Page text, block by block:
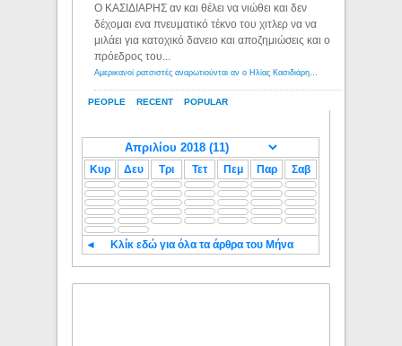
PEOPLE RECENT POPULAR
Ο ΚΑΣΙΔΙΑΡΗΣ αν και θέλει να νιώθει και δεν
δέχομαι ενα πνευματικό τέκνο του χιτλερ να να
μιλάει για κατοχικό δανειο και αποζημιώσεις και ο
πρόεδρος του...
Αμερικανοί ρατσιστές αναρωτιούνται αν ο Ηλίας Κασιδιάρης ανήκει στη λευκή φυλή... - Λόγιος Ερμής
Κυρ Δευ Τρι Τετ Πεμ Παρ Σαβ
◄ Κλίκ εδώ για όλα τα άρθρα του Μήνα